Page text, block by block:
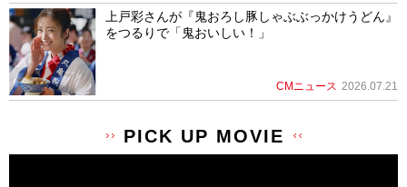
上戸彩さんが『鬼おろし豚しゃぶぶっかけうどん』
をつるりで「鬼おいしい！」
CMニュース 2026.07.21
PICK UP MOVIE